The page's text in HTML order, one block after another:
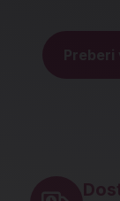
Preberi